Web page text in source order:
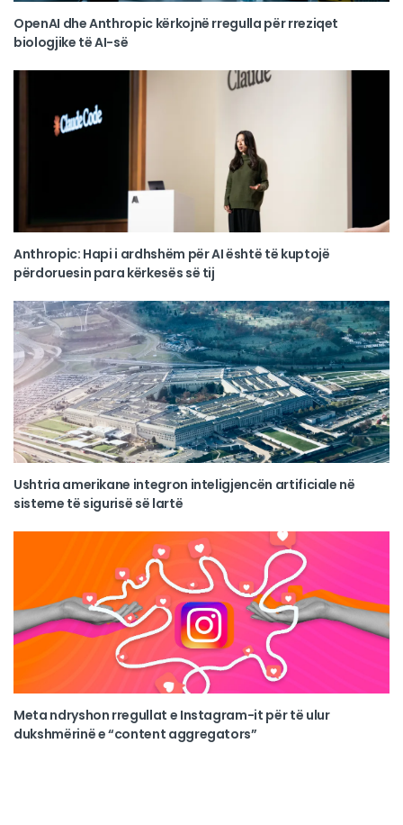
OpenAI dhe Anthropic kërkojnë rregulla për rreziqet
biologjike të AI-së
Anthropic: Hapi i ardhshëm për AI është të kuptojë
përdoruesin para kërkesës së tij
Ushtria amerikane integron inteligjencën artificiale në
sisteme të sigurisë së lartë
Meta ndryshon rregullat e Instagram-it për të ulur
dukshmërinë e “content aggregators”